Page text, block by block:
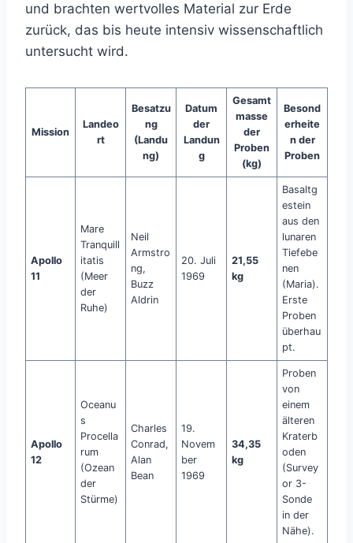
und brachten wertvolles Material zur Erde
zurück, das bis heute intensiv wissenschaftlich
untersucht wird.
Mission
Landeo
rt
Besatzu
ng
(Landu
ng)
Datum
der
Landun
g
Gesamt
masse
der
Proben
(kg)
Besond
erheite
n der
Proben
Apollo
11
Mare
Tranquill
itatis
(Meer
der
Ruhe)
Neil
Armstro
ng,
Buzz
Aldrin
20. Juli
1969
21,55
kg
Basaltg
estein
aus den
lunaren
Tiefebe
nen
(Maria).
Erste
Proben
überhau
pt.
Apollo
12
Oceanu
s
Procella
rum
(Ozean
der
Stürme)
Charles
Conrad,
Alan
Bean
19.
Novem
ber
1969
34,35
kg
Proben
von
einem
älteren
Kraterb
oden
(Survey
or 3-
Sonde
in der
Nähe).